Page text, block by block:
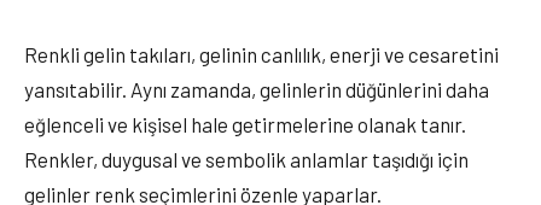
Renkli gelin takıları, gelinin canlılık, enerji ve cesaretini
yansıtabilir. Aynı zamanda, gelinlerin düğünlerini daha
eğlenceli ve kişisel hale getirmelerine olanak tanır.
Renkler, duygusal ve sembolik anlamlar taşıdığı için
gelinler renk seçimlerini özenle yaparlar.